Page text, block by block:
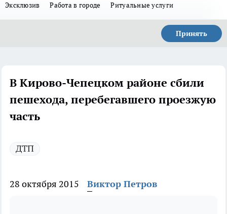
Эксклюзив Работа в городе Ритуальные услуги
Принять
В Кирово-Чепецком районе сбили
пешехода, перебегавшего проезжую
часть
ДТП
28 октября 2015 Виктор Петров